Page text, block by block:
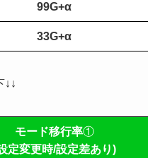
99G+α
33G+α
↓↓
モード移行率①
定変更時/設定差あり)